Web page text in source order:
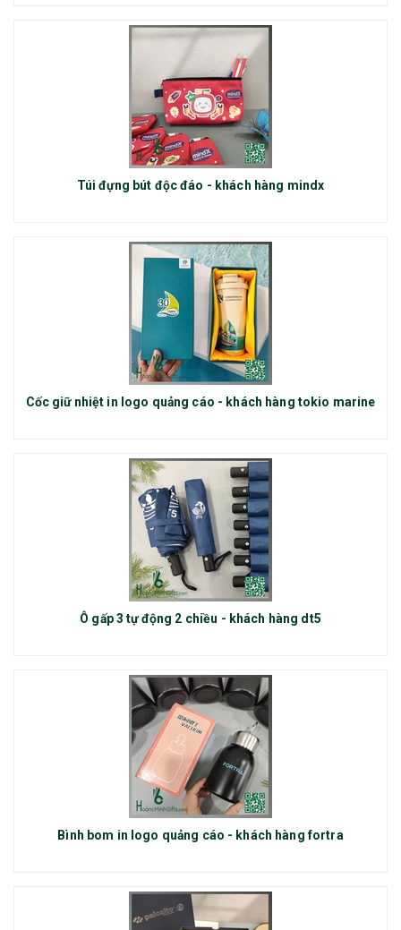
Túi đựng bút độc đáo - khách hàng mindx
Cốc giữ nhiệt in logo quảng cáo - khách hàng tokio marine
Ô gấp 3 tự động 2 chiều - khách hàng dt5
Bình bom in logo quảng cáo - khách hàng fortra